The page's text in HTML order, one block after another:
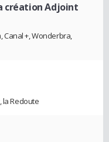
création Adjoint
Canal +, Wonderbra,
la Redoute